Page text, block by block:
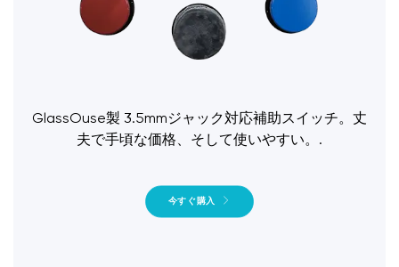
GlassOuse製 3.5mmジャック対応補助スイッチ。丈
夫で手頃な価格、そして使いやすい。.
今すぐ購入